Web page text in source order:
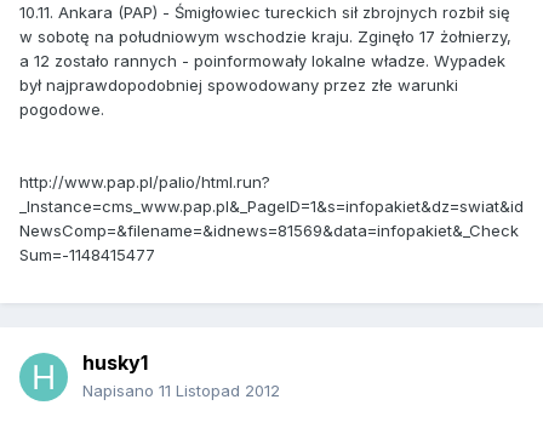
10.11. Ankara (PAP) - Śmigłowiec tureckich sił zbrojnych rozbił się
w sobotę na południowym wschodzie kraju. Zginęło 17 żołnierzy,
a 12 zostało rannych - poinformowały lokalne władze. Wypadek
był najprawdopodobniej spowodowany przez złe warunki
pogodowe.
http://www.pap.pl/palio/html.run?
_Instance=cms_www.pap.pl&_PageID=1&s=infopakiet&dz=swiat&id
NewsComp=&filename=&idnews=81569&data=infopakiet&_Check
Sum=-1148415477
husky1
Napisano 11 Listopad 2012